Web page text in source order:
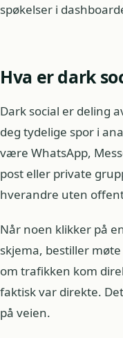
spøkelser i
Hva er dark
Dark social er deling
deg tydelige spor i
være WhatsApp,
post eller private
hverandre uten
Når noen klikker på
skjema, bestiller
om trafikken kom
faktisk var direkte.
på veien.